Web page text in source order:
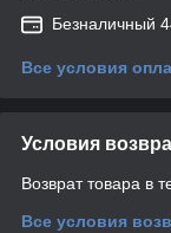
Безналичный
Все условия
Условия
Возврат товара в
Все условия